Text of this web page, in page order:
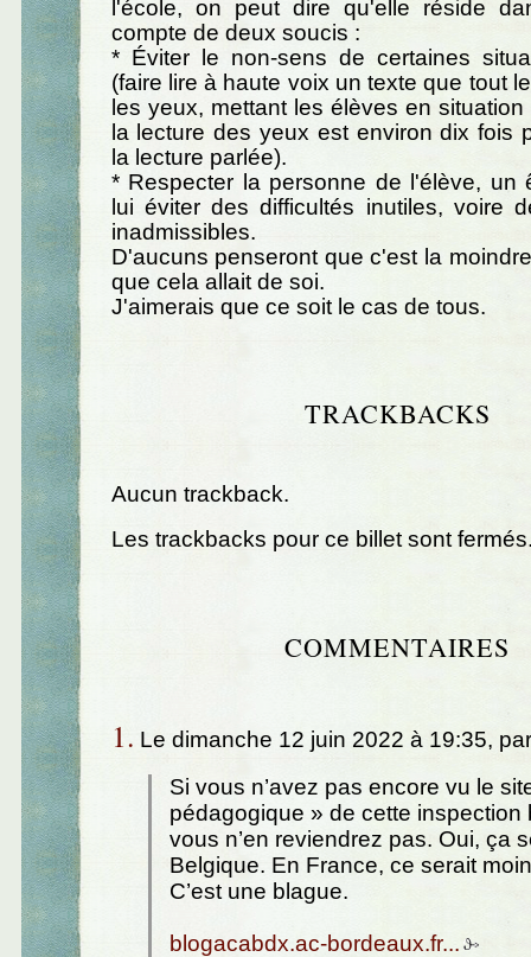
l'école, on peut dire qu'elle réside
compte de deux soucis :
* Éviter le non-sens de certaines
(faire lire à haute voix un texte que tout
les yeux, mettant les élèves en situation
la lecture des yeux est environ dix fois
la lecture parlée).
* Respecter la personne de l'élève, un
lui éviter des difficultés inutiles, voire
inadmissibles.
D'aucuns penseront que c'est la
que cela allait de soi.
J'aimerais que ce soit le cas de tous.
TRACKBACKS
Aucun trackback.
Les trackbacks pour ce billet sont
COMMENTAIRES
1. Le dimanche 12 juin 2022 à 19:35,
Si vous n’avez pas encore vu le
pédagogique » de cette inspection
vous n’en reviendrez pas. Oui, ça
Belgique. En France, ce serait
C’est une blague.
blogacabdx.ac-bordeaux.fr...